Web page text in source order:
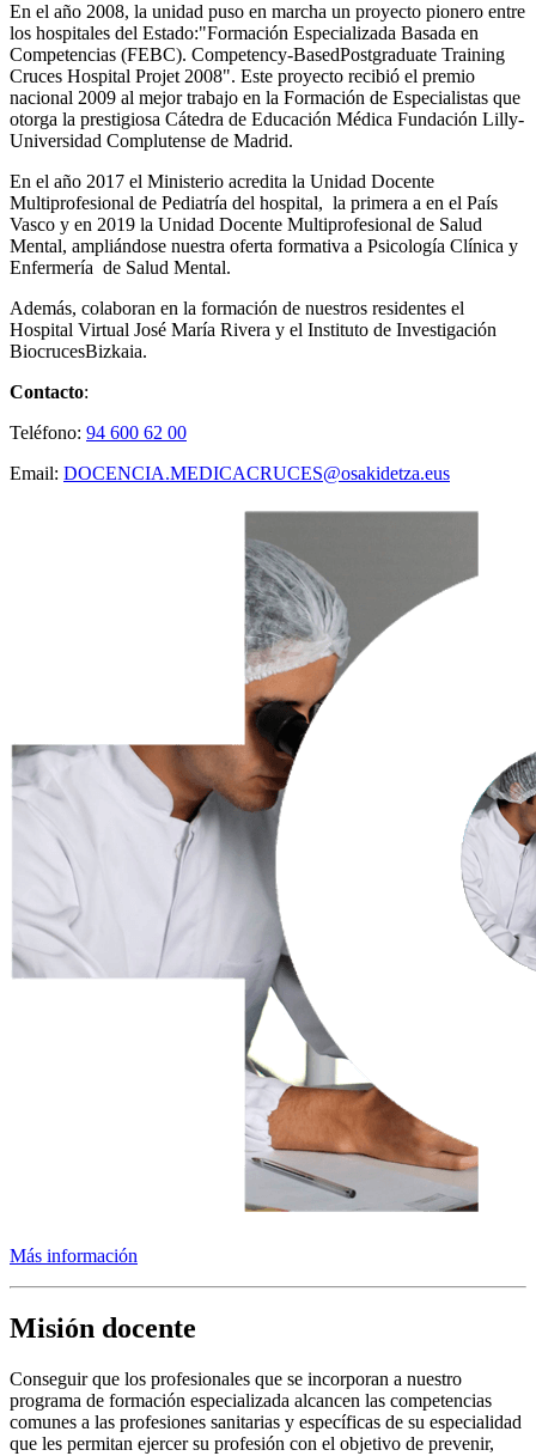
En el año 2008, la unidad puso en marcha un proyecto pionero entre
los hospitales del Estado:"Formación Especializada Basada en
Competencias (FEBC). Competency-BasedPostgraduate Training
Cruces Hospital Projet 2008". Este proyecto recibió el premio
nacional 2009 al mejor trabajo en la Formación de Especialistas que
otorga la prestigiosa Cátedra de Educación Médica Fundación Lilly-
Universidad Complutense de Madrid.
En el año 2017 el Ministerio acredita la Unidad Docente
Multiprofesional de Pediatría del hospital, la primera a en el País
Vasco y en 2019 la Unidad Docente Multiprofesional de Salud
Mental, ampliándose nuestra oferta formativa a Psicología Clínica y
Enfermería de Salud Mental.
Además, colaboran en la formación de nuestros residentes el
Hospital Virtual José María Rivera y el Instituto de Investigación
BiocrucesBizkaia.
Contacto:
Teléfono: 94 600 62 00
Email: DOCENCIA.MEDICACRUCES@osakidetza.eus
Más información
Misión docente
Conseguir que los profesionales que se incorporan a nuestro
programa de formación especializada alcancen las competencias
comunes a las profesiones sanitarias y específicas de su especialidad
que les permitan ejercer su profesión con el objetivo de prevenir,